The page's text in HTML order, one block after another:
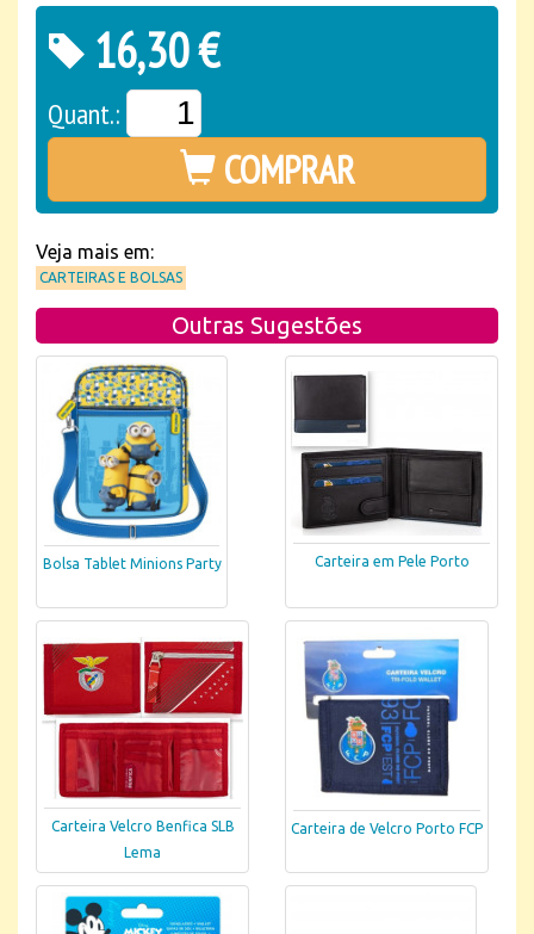
16,30 €
Quant.:
COMPRAR
Veja mais em:
CARTEIRAS E BOLSAS
Outras Sugestões
Bolsa Tablet Minions Party Carteira em Pele Porto
Carteira Velcro Benfica SLB
Lema
Carteira de Velcro Porto FCP